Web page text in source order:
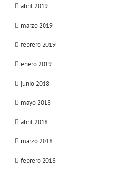
abril 2019
marzo 2019
febrero 2019
enero 2019
junio 2018
mayo 2018
abril 2018
marzo 2018
febrero 2018